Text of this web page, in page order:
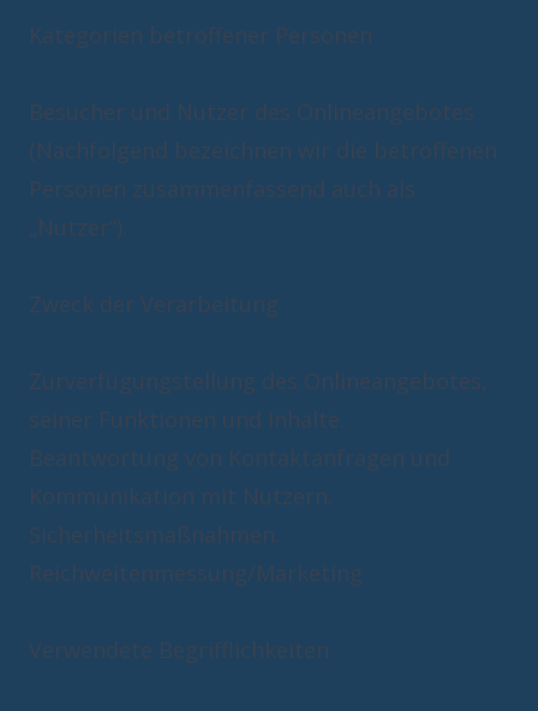
Kategorien betroffener Personen
Besucher und Nutzer des Onlineangebotes
(Nachfolgend bezeichnen wir die betroffenen
Personen zusammenfassend auch als
„Nutzer“).
Zweck der Verarbeitung
Zurverfügungstellung des Onlineangebotes,
seiner Funktionen und Inhalte.
Beantwortung von Kontaktanfragen und
Kommunikation mit Nutzern.
Sicherheitsmaßnahmen.
Reichweitenmessung/Marketing
Verwendete Begrifflichkeiten